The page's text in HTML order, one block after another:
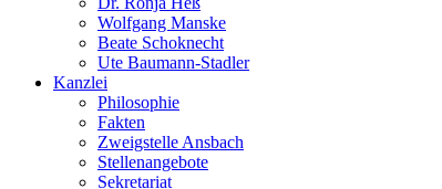
Wolfgang Manske
Beate Schoknecht
Ute Baumann-Stadler
Kanzlei
Philosophie
Fakten
Zweigstelle Ansbach
Stellenangebote
Sekretariat